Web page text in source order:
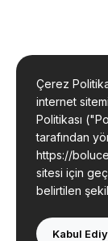
Çerez
internet
Politikası
tarafından
https://
sitesi için
belirtilen
Kabul